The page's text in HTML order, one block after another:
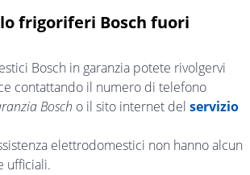
frigoriferi Bosch fuori
Bosch in garanzia potete rivolgervi
contattando il numero di telefono
Bosch o il sito internet del servizio
elettrodomestici non hanno alcun
ufficiali.